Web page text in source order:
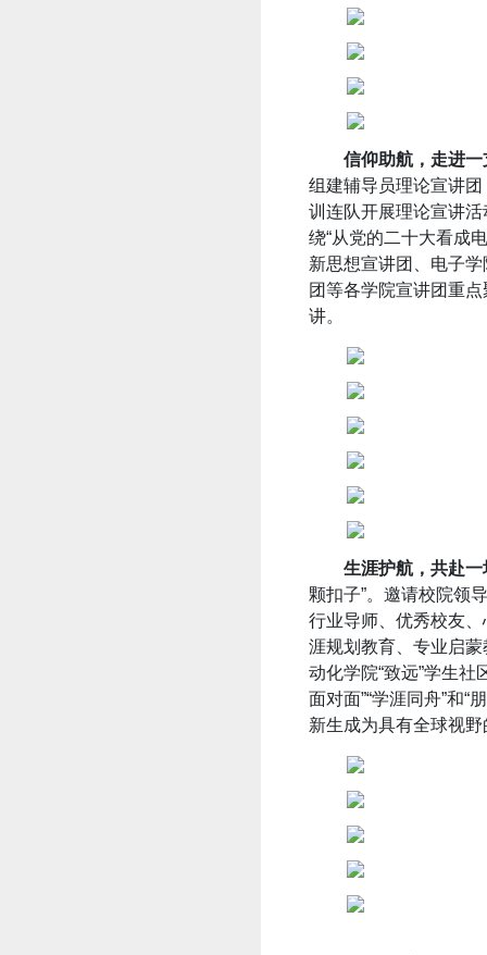
信仰助航，走进一
组建辅导员理论宣讲
训连队开展理论宣讲活
绕“从党的二十大看成
新思想宣讲团、电子
团等各学院宣讲团重
讲。
生涯护航，共赴一
颗扣子”。邀请校院领
行业导师、优秀校友
涯规划教育、专业启
动化学院“致远”学生社
面对面”“学涯同舟”和
新生成为具有全球视